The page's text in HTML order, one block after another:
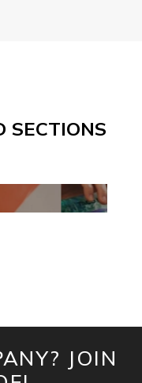
SECTIONS
TAILOR
JOIN